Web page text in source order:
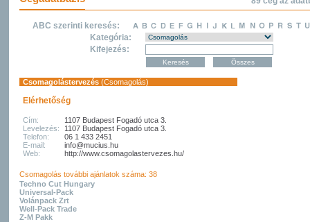
ABC szerinti keresés:
Kategória:
Kifejezés:
Csomagolástervezés (Csomagolás)
Elérhetőség
Cím:
1107 Budapest Fogadó utca 3.
Levelezés:
1107 Budapest Fogadó utca 3.
Telefon:
06 1 433 2451
E-mail:
info@mucius.hu
Web:
http://www.csomagolastervezes.hu/
Csomagolás további ajánlatok száma: 38
Techno Cut Hungary
Universal-Pack
Volánpack Zrt
Well-Pack Trade
Z-M Pakk